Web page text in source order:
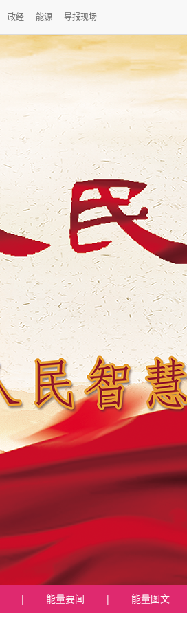
政经 能源 导报现场
| 能量要闻 | 能量图文